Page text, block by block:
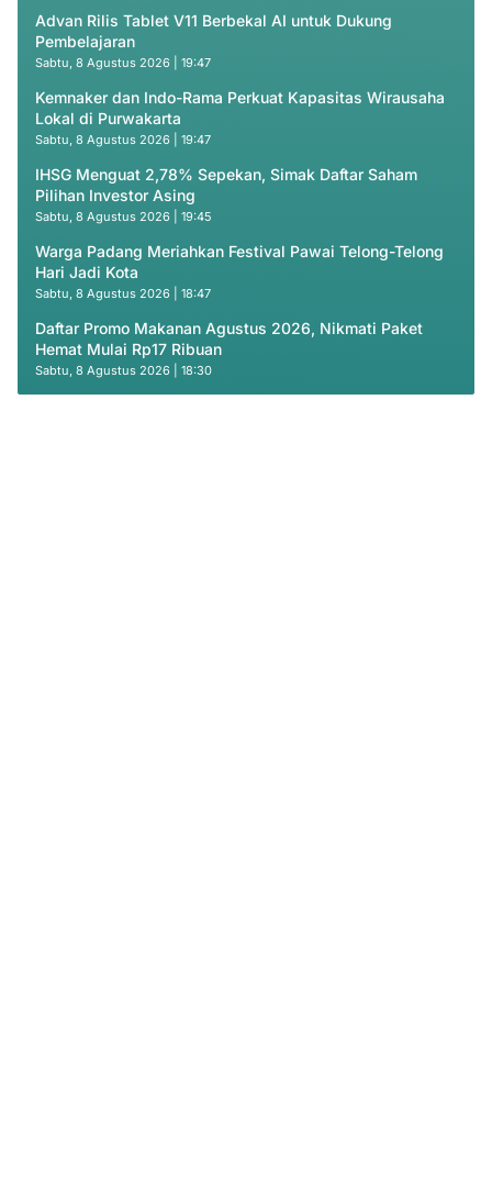
Advan Rilis Tablet V11 Berbekal AI untuk Dukung
Pembelajaran
Sabtu, 8 Agustus 2026 | 19:47
Kemnaker dan Indo-Rama Perkuat Kapasitas Wirausaha
Lokal di Purwakarta
Sabtu, 8 Agustus 2026 | 19:47
IHSG Menguat 2,78% Sepekan, Simak Daftar Saham
Pilihan Investor Asing
Sabtu, 8 Agustus 2026 | 19:45
Warga Padang Meriahkan Festival Pawai Telong-Telong
Hari Jadi Kota
Sabtu, 8 Agustus 2026 | 18:47
Daftar Promo Makanan Agustus 2026, Nikmati Paket
Hemat Mulai Rp17 Ribuan
Sabtu, 8 Agustus 2026 | 18:30